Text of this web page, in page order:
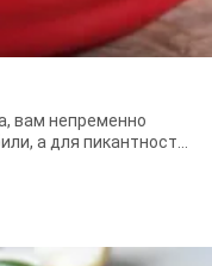
вам непременно
а для пикантности